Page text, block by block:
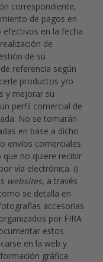
correspondiente,
de pagos en
efectivos en la fecha
de
de su
referencia según
productos y/o
y mejorar su
perfil comercial de
No se tomarán
en base a dicho
envíos comerciales
no quiere recibir
vía electrónica. i)
websites, a través
se detalla en
accesorias
por FIRA
estos
en la web y
gráfica